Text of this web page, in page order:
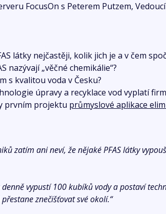
FocusOn s Peterem Putzem,
látky nejčastěji, kolik jich je a v čem
nazývají „věčné chemikálie“?
s kvalitou voda v Česku?
úpravy a recyklace vod vyplatí
prvním projektu průmyslové aplikace
zatím ani neví, že nějaké PFAS látky
vypustí 100 kubíků vody a postaví
znečišťovat své okolí.“